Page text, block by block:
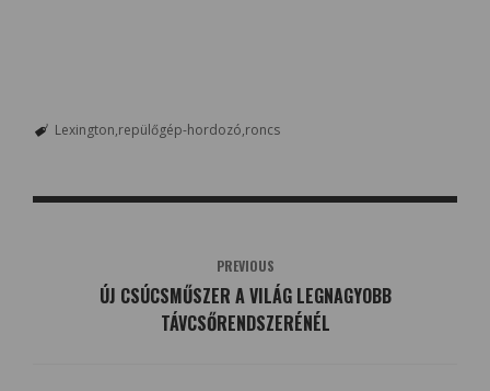
Lexington repülőgép-hordozó roncs
PREVIOUS
ÚJ CSÚCSMŰSZER A VILÁG LEGNAGYOBB
TÁVCSŐRENDSZERÉNÉL